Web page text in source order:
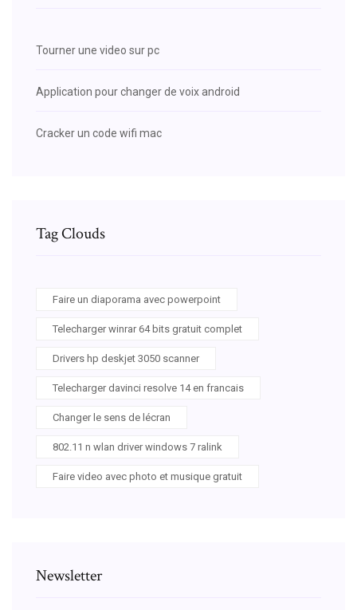
Tourner une video sur pc
Application pour changer de voix android
Cracker un code wifi mac
Tag Clouds
Faire un diaporama avec powerpoint
Telecharger winrar 64 bits gratuit complet
Drivers hp deskjet 3050 scanner
Telecharger davinci resolve 14 en francais
Changer le sens de lécran
802.11 n wlan driver windows 7 ralink
Faire video avec photo et musique gratuit
Newsletter